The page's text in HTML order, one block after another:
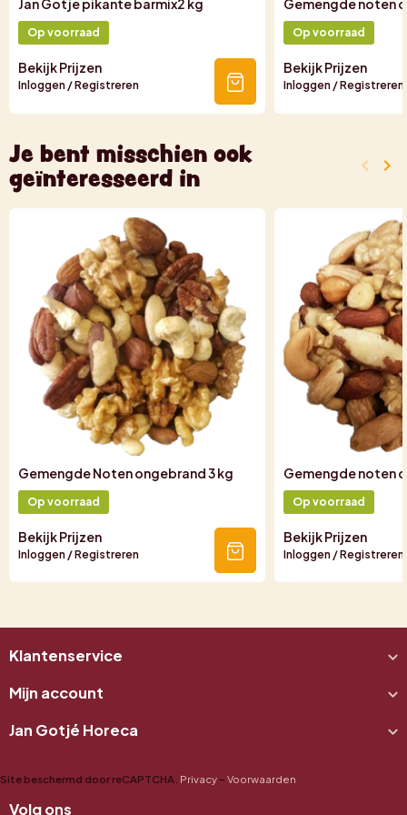
Jan Gotje pikante barmix2 kg
Op voorraad
Bekijk Prijzen
Inloggen / Registreren
Gemengde noten
Op voorraad
Bekijk Prijzen
Inloggen / Registreren
Je bent misschien ook
geïnteresseerd in Vorige
keyboard_arrow_left keyboard_arrow_right
Gemengde Noten ongebrand 3 kg
Op voorraad
Bekijk Prijzen
Inloggen / Registreren
Gemengde noten
Op voorraad
Bekijk Prijzen
Inloggen / Registreren
Klantenservice
Mijn account
Jan Gotjé Horeca
Site beschermd door reCAPTCHA. Privacy - Voorwaarden
Volg ons